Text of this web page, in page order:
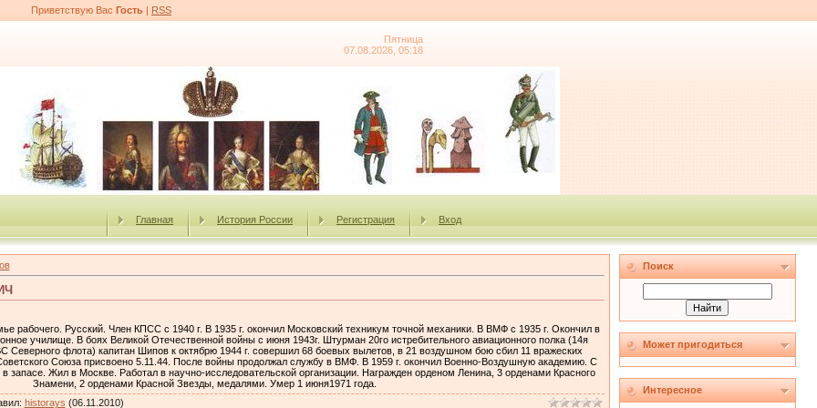
Приветствую Вас Гость | RSS
Пятница
07.08.2026, 05:18
Главная История России Регистрация Вход
рабочего. Русский. Член КПСС с 1940 г. В 1935 г. окончил Московский техникум точной механики. В ВМФ с 1935 г. Окончил в
училище. В боях Великой Отечественной войны с июня 1943г. Штурман 20го истребительного авиационного полка (14я
Северного флота) капитан Шипов к октябрю 1944 г. совершил 68 боевых вылетов, в 21 воздушном бою сбил 11 вражеских
Союза присвоено 5.11.44. После войны продолжал службу в ВМФ. В 1959 г. окончил Военно‑Воздушную академию. С
запасе. Жил в Москве. Работал в научно‑исследовательской организации. Награжден орденом Ленина, 3 орденами Красного
Знамени, 2 орденами Красной Звезды, медалями. Умер 1 июня1971 года.
: historays (06.11.2010)
Поиск
Может пригодиться
Интересное